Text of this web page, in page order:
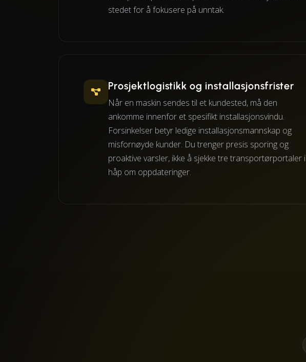
stedet for å fokusere på unntak.
Prosjektlogistikk og installasjonsfrister
Når en maskin sendes til et kundested, må den
ankomme innenfor et spesifikt installasjonsvindu.
Forsinkelser betyr ledige installasjonsmannskap og
misfornøyde kunder. Du trenger presis sporing og
proaktive varsler, ikke å sjekke tre transportørportaler i
håp om oppdateringer.